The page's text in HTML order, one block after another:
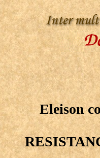
Eleison